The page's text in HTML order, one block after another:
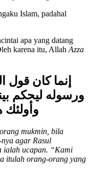
Islam, padahal
apa yang datang
karena itu, Allah
إنما كان قول
ورسوله ليحكم
وأولئك
mukmin, bila
agar Rasul
ialah ucapan. “Kami
itulah orang-orang yang